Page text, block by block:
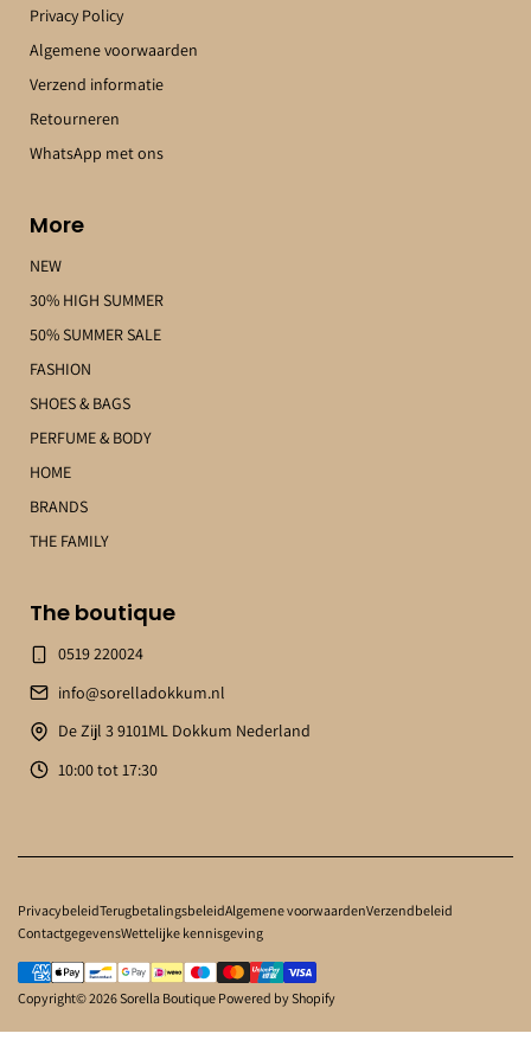
Privacy Policy
Algemene voorwaarden
Verzend informatie
Retourneren
WhatsApp met ons
More
NEW
30% HIGH SUMMER
50% SUMMER SALE
FASHION
SHOES & BAGS
PERFUME & BODY
HOME
BRANDS
THE FAMILY
The boutique
0519 220024
info@sorelladokkum.nl
De Zijl 3 9101ML Dokkum Nederland
10:00 tot 17:30
PrivacybeleidTerugbetalingsbeleidAlgemene voorwaardenVerzendbeleid
ContactgegevensWettelijke kennisgeving
Copyright© 2026Sorella Boutique Powered by Shopify